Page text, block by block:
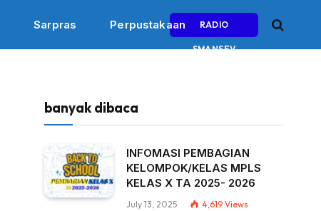
Sarpras Perpustakaan RADIO
SMANSEV
banyak dibaca
INFOMASI PEMBAGIAN
KELOMPOK/KELAS MPLS
KELAS X TA 2025- 2026
July 13, 2025 4,619 Views